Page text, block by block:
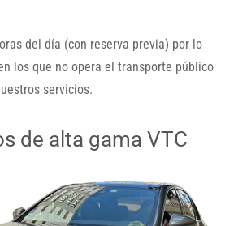
del día (con reserva previa) por lo
los que no opera el transporte público
servicios.
de alta gama VTC